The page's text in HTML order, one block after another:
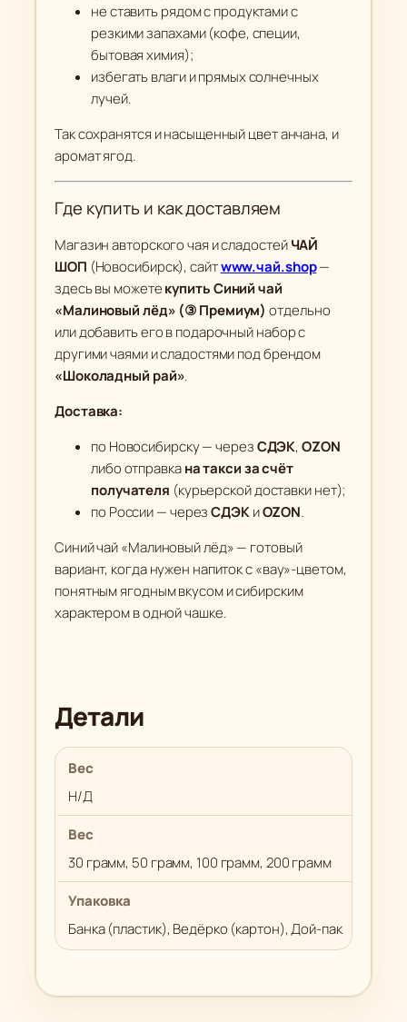
не ставить рядом с продуктами с
резкими запахами (кофе, специи,
бытовая химия);
избегать влаги и прямых солнечных
лучей.
Так сохранятся и насыщенный цвет анчана, и
аромат ягод.
Где купить и как доставляем
Магазин авторского чая и сладостейЧАЙ
ШОП (Новосибирск), сайтwww.чай.shop—
здесь вы можетекупить Синий чай
«Малиновый лёд» (③ Премиум) отдельно
или добавить его в подарочный набор с
другими чаями и сладостями под брендом
«Шоколадный рай».
Доставка:
по Новосибирску — черезСДЭК,OZON
либо отправкана такси за счёт
получателя (курьерской доставки нет);
по России — черезСДЭКиOZON.
Синий чай «Малиновый лёд» — готовый
вариант, когда нужен напиток с «вау»-цветом,
понятным ягодным вкусом и сибирским
характером в одной чашке.
Детали
Вес
Н/Д
Вес
30 грамм, 50 грамм, 100 грамм, 200 грамм
Упаковка
Банка (пластик), Ведёрко (картон), Дой-пак